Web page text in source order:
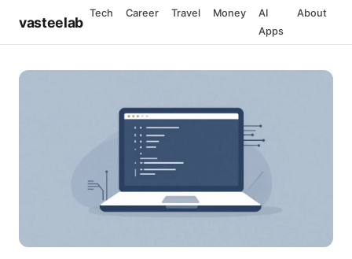
vasteelab
Tech Career Travel Money
AI
Apps
About